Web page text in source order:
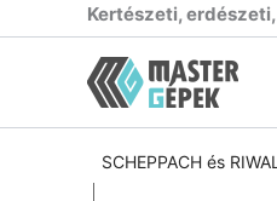
Kertészeti,
SCHEPPACH és